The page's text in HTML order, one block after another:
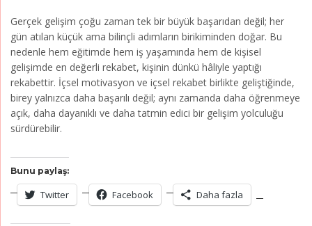
Gerçek gelişim çoğu zaman tek bir büyük başarıdan değil; her
gün atılan küçük ama bilinçli adımların birikiminden doğar. Bu
nedenle hem eğitimde hem iş yaşamında hem de kişisel
gelişimde en değerli rekabet, kişinin dünkü hâliyle yaptığı
rekabettir. İçsel motivasyon ve içsel rekabet birlikte geliştiğinde,
birey yalnızca daha başarılı değil; aynı zamanda daha öğrenmeye
açık, daha dayanıklı ve daha tatmin edici bir gelişim yolculuğu
sürdürebilir.
Bunu paylaş:
Twitter Facebook Daha fazla